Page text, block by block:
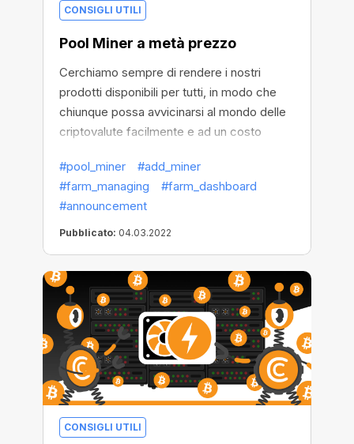
CONSIGLI UTILI
Pool Miner a metà prezzo
Cerchiamo sempre di rendere i nostri
prodotti disponibili per tutti, in modo che
chiunque possa avvicinarsi al mondo delle
criptovalute facilmente e ad un costo
prezzo del Bitcoin, abbiamo deciso di
rendere tutto ancora più accessibile
riducendo al minimo i prezzi dei Pool Miner
perché tu possa massimizzare il tuo
Miner sono ribassati e il tuo sconto
raggiungerà il50%! Questo è il momento
migliore per imparare a fare mining e
naturalmente per far conoscere i Pool
Miner ai tuoi amici
#pool_miner
#add_miner
#farm_managing
#farm_dashboard
#announcement
Pubblicato: 04.03.2022
CONSIGLI UTILI